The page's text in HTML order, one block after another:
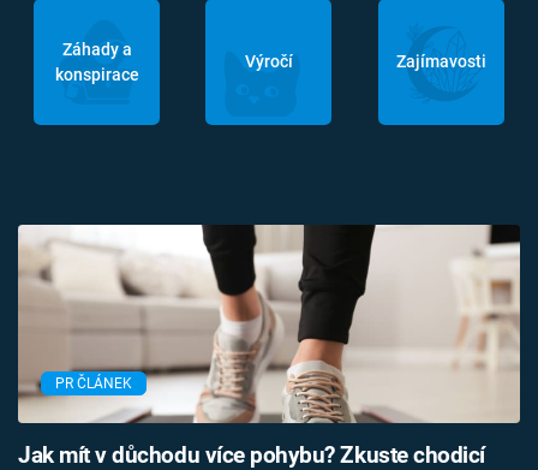
Záhady a
konspirace
Výročí Zajímavosti
PR ČLÁNEK
Jak mít v důchodu více pohybu? Zkuste chodicí